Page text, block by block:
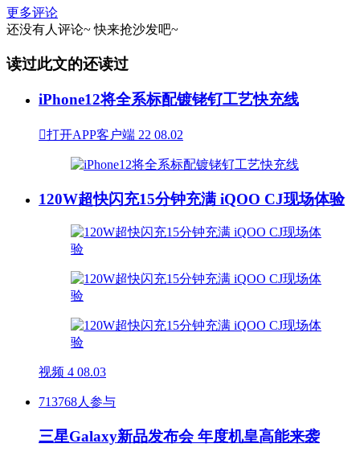
更多评论
还没有人评论~ 快来抢沙发吧~
读过此文的还读过
iPhone12将全系标配镀铑钌工艺快充线
打开APP客户端 22 08.02
120W超快闪充15分钟充满 iQOO CJ现场体验
视频 4 08.03
713768人参与
三星Galaxy新品发布会 年度机皇高能来袭